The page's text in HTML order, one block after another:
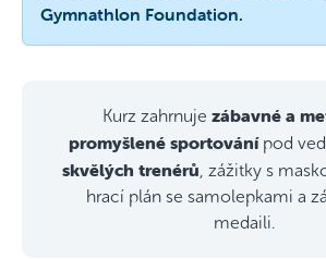
Gymnathlon Foundation.
Kurz zahrnuje zábavné a
promyšlené sportovánípod
skvělých trenérů , zážitky s
hrací plán se samolepkami a
medaili.